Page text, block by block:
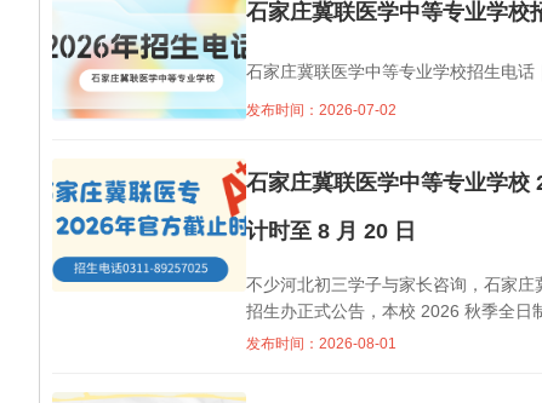
石家庄冀联医学中等专业学校
石家庄冀联医学中等专业学校招生电
发布时间：2026-07-02
石家庄冀联医学中等专业学校
计时至 8 月 20 日
不少河北初三学子与家长咨询，石家
招生办正式公告，本校 2026 秋季全日
序核定，额满即刻关闭录取通道石家
发布时间：2026-08-01